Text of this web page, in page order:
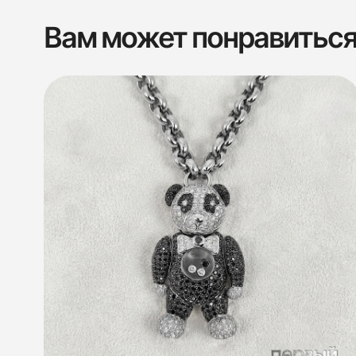
Вам может